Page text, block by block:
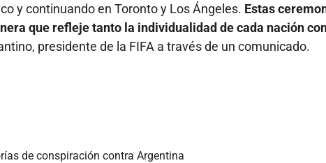
y continuando en Toronto y Los Ángeles. Estas
que refleje tanto la individualidad de cada nación
presidente de la FIFA a través de un comunicado.
de conspiración contra Argentina